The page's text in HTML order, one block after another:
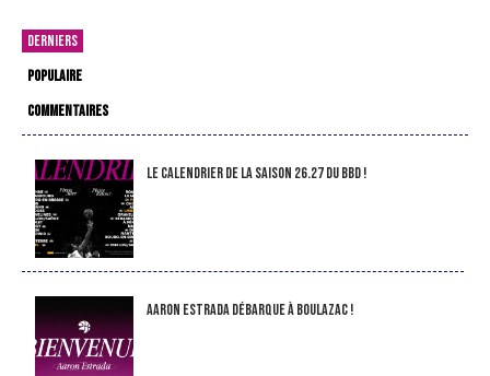
DERNIERS
POPULAIRE
COMMENTAIRES
LE CALENDRIER DE LA SAISON 26.27 DU BBD !
Aaron Estrada débarque à Boulazac !